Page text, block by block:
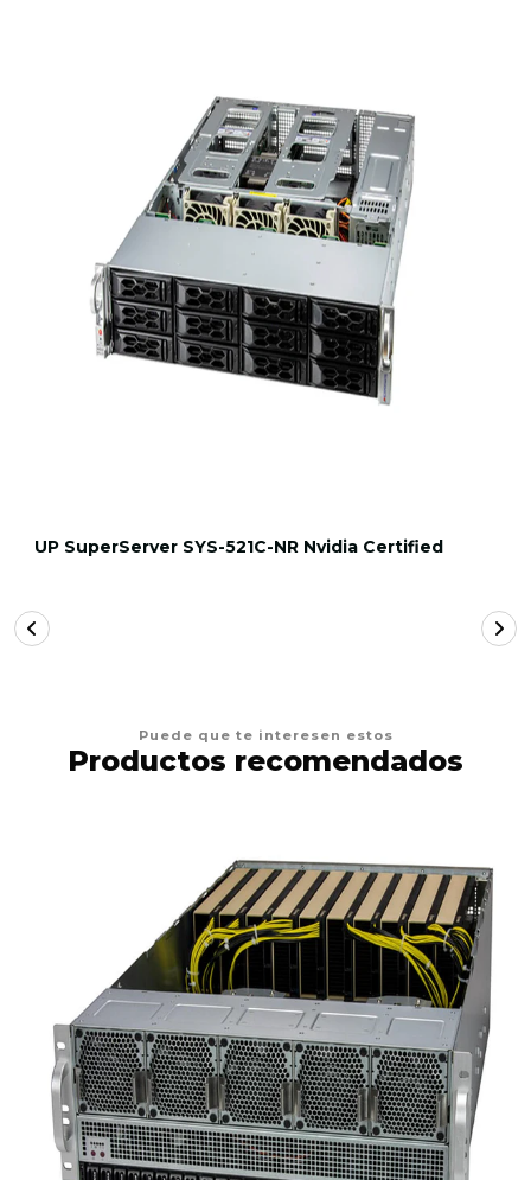
UP SuperServer SYS-521C-NR Nvidia Certified
Puede que te interesen estos
Productos recomendados